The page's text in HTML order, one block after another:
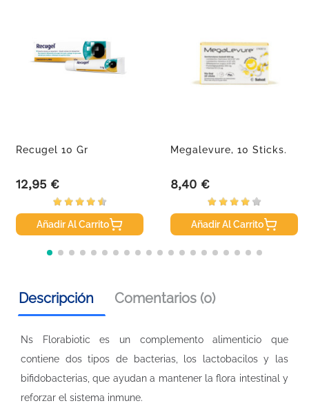
Recugel 10 Gr
Precio
12,95 €
Añadir Al Carrito
Megalevure, 10 Sticks.
Precio
8,40 €
Añadir Al Carrito
Descripción Comentarios (0)
Ns Florabiotic es un complemento alimenticio que
contiene dos tipos de bacterias, los lactobacilos y las
bifidobacterias, que ayudan a mantener la flora intestinal y
reforzar el sistema inmune.